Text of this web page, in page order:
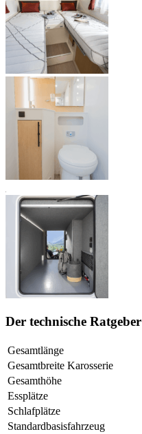
Der technische Ratgeber
Gesamtlänge
Gesamtbreite Karosserie
Gesamthöhe
Essplätze
Schlafplätze
Standardbasisfahrzeug